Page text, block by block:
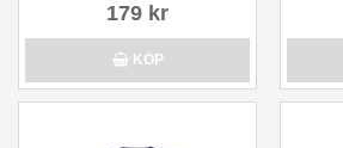
179 kr
KÖP